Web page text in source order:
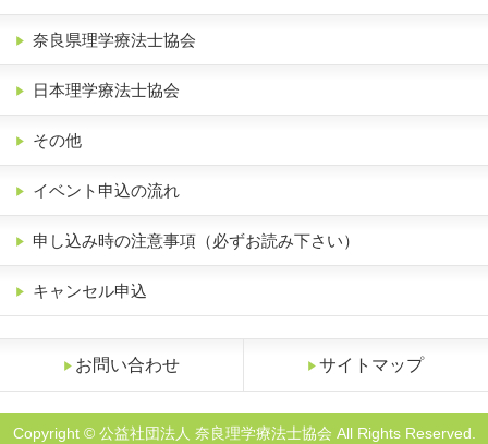
奈良県理学療法士協会
日本理学療法士協会
その他
イベント申込の流れ
申し込み時の注意事項（必ずお読み下さい）
キャンセル申込
お問い合わせ サイトマップ
Copyright © 公益社団法人 奈良理学療法士協会 All Rights Reserved.